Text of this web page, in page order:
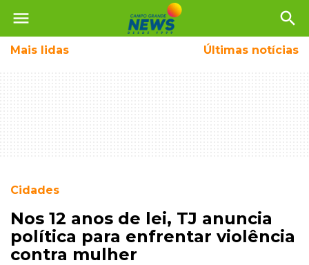
menu search
Mais lidas Últimas notícias
Cidades
Nos 12 anos de lei, TJ anuncia
política para enfrentar violência
contra mulher